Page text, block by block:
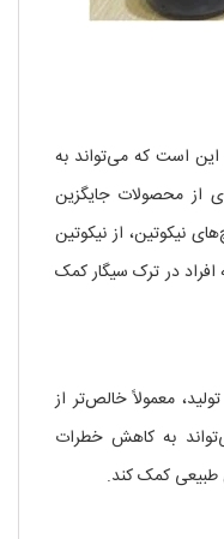
است که می‌تواند به
از محصولات جایگزین
نیکوتین، از نیکوتین
در ترک سیگار کمک
معمولاً خالص‌تر از
به کاهش خطرات
طبیعی کمک کند.